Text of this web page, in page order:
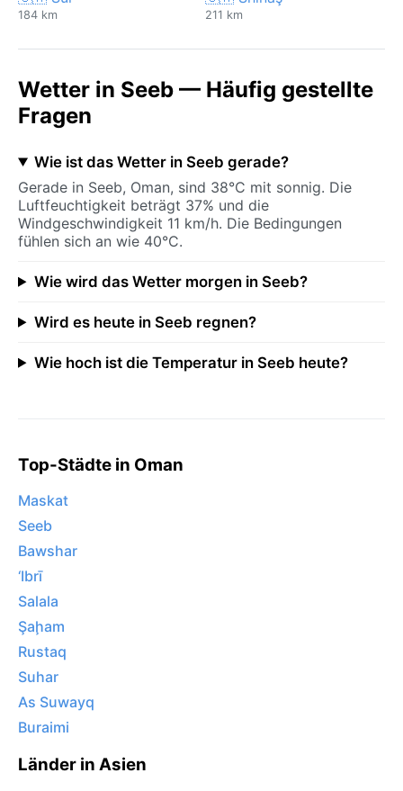
184 km 211 km
Wetter in Seeb — Häufig gestellte
Fragen
Wie ist das Wetter in Seeb gerade?
Gerade in Seeb, Oman, sind 38°C mit sonnig. Die
Luftfeuchtigkeit beträgt 37% und die
Windgeschwindigkeit 11 km/h. Die Bedingungen
fühlen sich an wie 40°C.
Wie wird das Wetter morgen in Seeb?
Wird es heute in Seeb regnen?
Wie hoch ist die Temperatur in Seeb heute?
Top-Städte in Oman
Maskat
Seeb
Bawshar
‘Ibrī
Salala
Şaḩam
Rustaq
Suhar
As Suwayq
Buraimi
Länder in Asien